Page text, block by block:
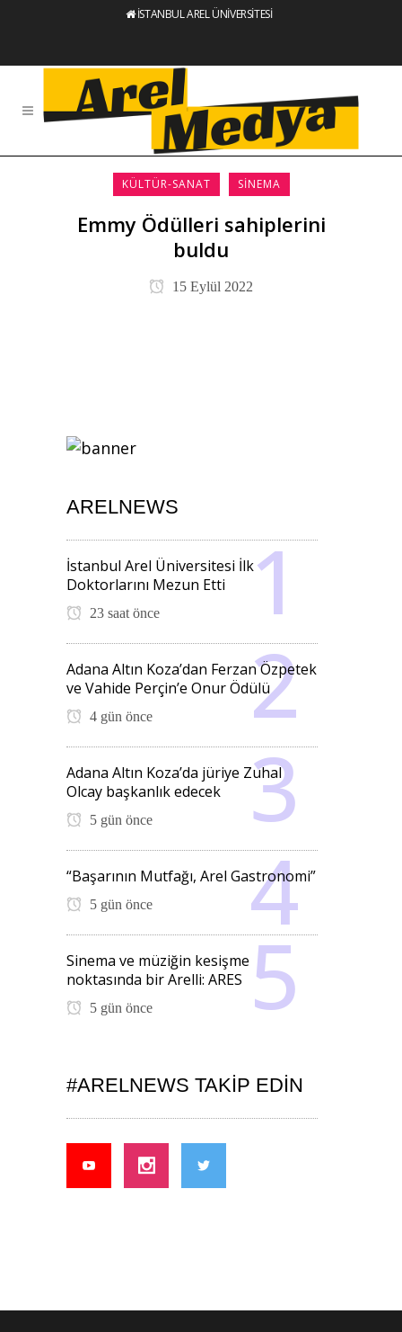
İSTANBUL AREL ÜNİVERSİTESİ
KÜLTÜR-SANAT SINEMA
Emmy Ödülleri sahiplerini
buldu
15 Eylül 2022
ARELNEWS
İstanbul Arel Üniversitesi İlk
Doktorlarını Mezun Etti
23 saat önce
Adana Altın Koza’dan Ferzan Özpetek
ve Vahide Perçin’e Onur Ödülü
4 gün önce
Adana Altın Koza’da jüriye Zuhal
Olcay başkanlık edecek
5 gün önce
“Başarının Mutfağı, Arel Gastronomi”
5 gün önce
Sinema ve müziğin kesişme
noktasında bir Arelli: ARES
5 gün önce
#ARELNEWS TAKIP EDIN